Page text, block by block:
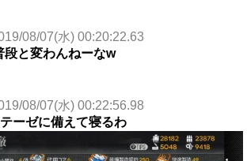
08/07(水) 00:20:22.63
段と変わんねーなw
08/07(水) 00:22:56.98
ーゼに備えて寝るわ